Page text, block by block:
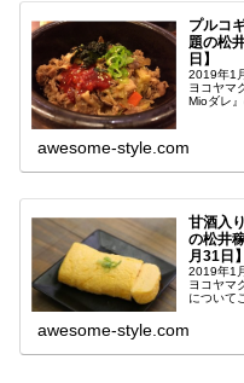
プルコ
題の松
日】
2019年1
ヨコヤマ
Mioダレ
awesome-style.com
甘酒入
の松井
月31日】
2019年1
ヨコヤマ
について
awesome-style.com